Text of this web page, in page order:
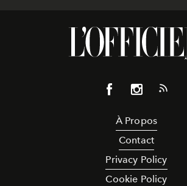
À Propos
Contact
Privacy Policy
Cookie Policy